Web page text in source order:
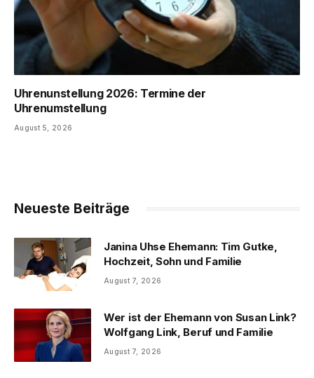
Uhrenunstellung 2026: Termine der
Uhrenumstellung
August 5, 2026
Neueste Beiträge
Janina Uhse Ehemann: Tim Gutke,
Hochzeit, Sohn und Familie
August 7, 2026
Wer ist der Ehemann von Susan Link?
Wolfgang Link, Beruf und Familie
August 7, 2026